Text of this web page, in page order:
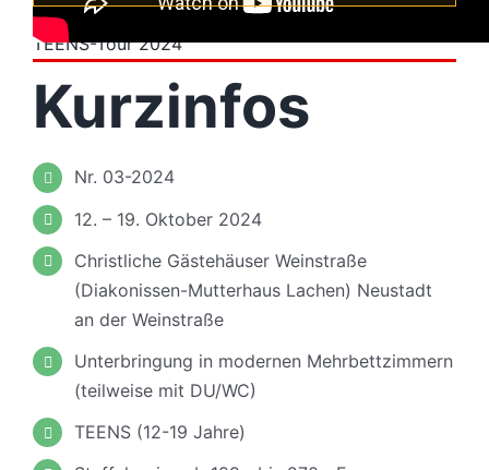
TEENS-Tour 2024
Kurzinfos
Nr. 03-2024
12. – 19. Oktober 2024
Christliche Gästehäuser Weinstraße
(Diakonissen-Mutterhaus Lachen) Neustadt
an der Weinstraße
Unterbringung in modernen Mehrbettzimmern
(teilweise mit DU/WC)
TEENS (12-19 Jahre)